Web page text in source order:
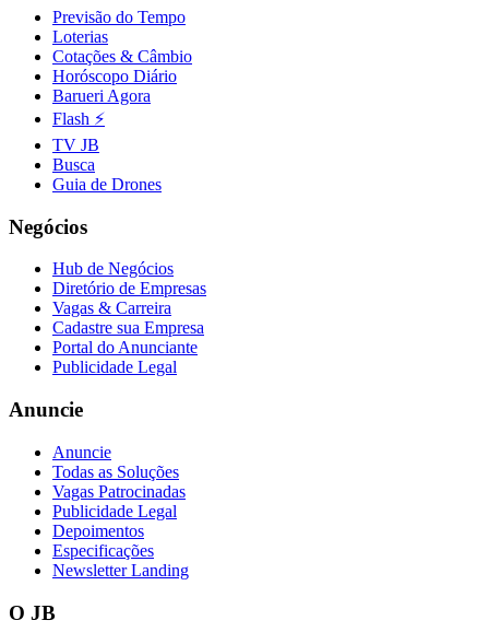
Previsão do Tempo
Loterias
Cotações & Câmbio
Horóscopo Diário
Barueri Agora
Flash ⚡
TV JB
Busca
Guia de Drones
Negócios
Hub de Negócios
Diretório de Empresas
Vagas & Carreira
Cadastre sua Empresa
Portal do Anunciante
Publicidade Legal
Anuncie
Anuncie
Todas as Soluções
Vagas Patrocinadas
Publicidade Legal
Depoimentos
Especificações
Newsletter Landing
O JB